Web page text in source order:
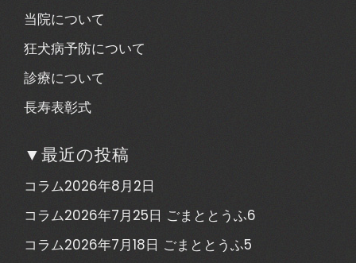
当院について
狂犬病予防について
診療について
長寿表彰式
▼最近の投稿
コラム2026年8月2日
コラム2026年7月25日 ごまととうふ6
コラム2026年7月18日 ごまととうふ5